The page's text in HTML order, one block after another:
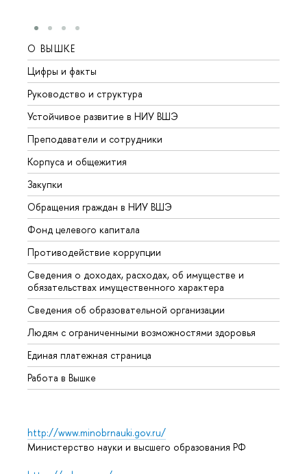
О ВЫШКЕ
Цифры и факты
Руководство и структура
Устойчивое развитие в НИУ ВШЭ
Преподаватели и сотрудники
Корпуса и общежития
Закупки
Обращения граждан в НИУ ВШЭ
Фонд целевого капитала
Противодействие коррупции
Сведения о доходах, расходах, об имуществе и
обязательствах имущественного характера
Сведения об образовательной организации
Людям с ограниченными возможностями здоровья
Единая платежная страница
Работа в Вышке
http://www.minobrnauki.gov.ru/
Министерство науки и высшего образования РФ